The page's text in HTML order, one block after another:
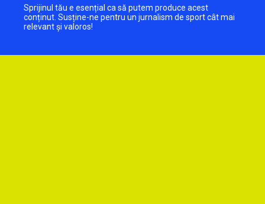
Sprijinul tău e esențial ca să putem produce acest
conținut. Susține-ne pentru un jurnalism de sport cât mai
relevant și valoros!